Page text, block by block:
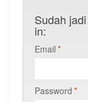
Sudah
in:
*
Email
*
Password